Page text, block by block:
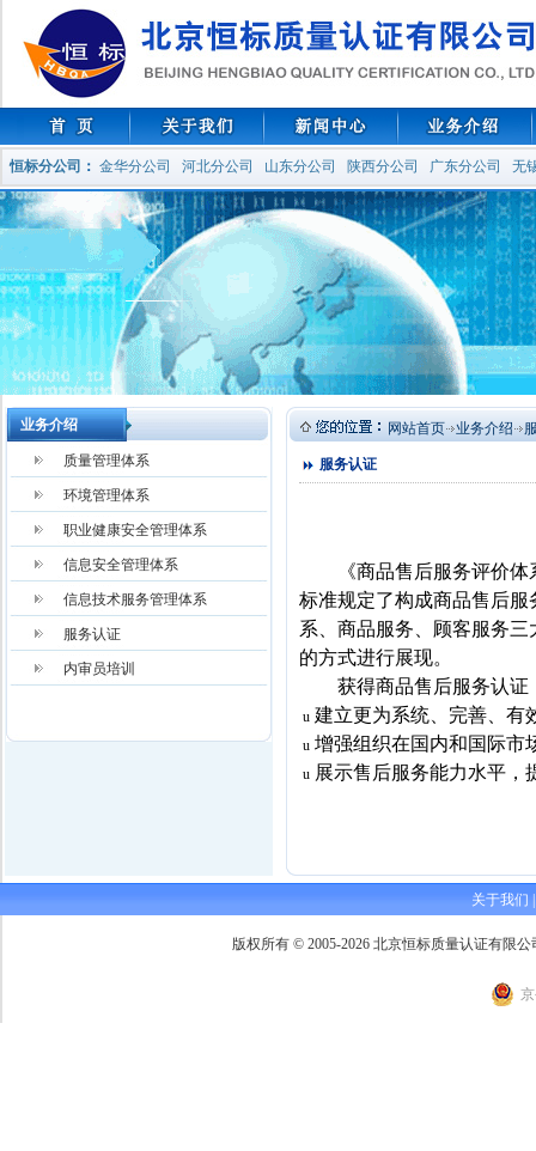
恒标分公司 ： 金华分公司 河北分公司 山东分公司 陕西分公司 广东分公司 无
业务介绍
质量管理体系
环境管理体系
职业健康安全管理体系
信息安全管理体系
信息技术服务管理体系
服务认证
内审员培训
网站首页 业务介绍
服务认证
《商品售后服务评价体
标准规定了构成商品售后
系、商品服务、顾客服务
的方式进行展现。
获得商品售后服务认证
u 建立更为系统、完善、有
u 增强组织在国内和国际市
u 展示售后服务能力水平，
关于我们
版权所有 © 2005-2026 北京恒标质量认证有限